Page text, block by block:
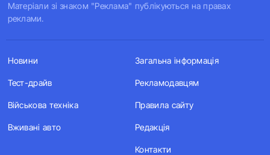
Матеріали зі знаком "Реклама" публікуються на правах
реклами.
Новини
Тест-драйв
Військова техніка
Вживані авто
Загальна інформація
Рекламодавцям
Правила сайту
Редакція
Контакти